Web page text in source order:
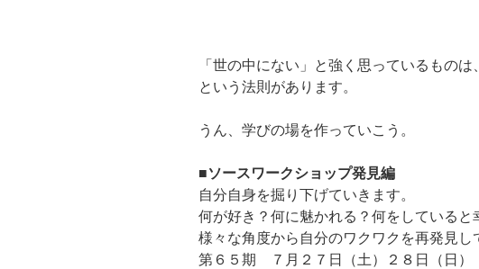
「世の中にない」と強く思っているもの
という法則があります。
うん、学びの場を作っていこう。
■ソースワークショップ発見編
自分自身を掘り下げていきます。
何が好き？何に魅かれる？何をしていると
様々な角度から自分のワクワクを再発見し
第６５期 ７月２７日（土）２８日（日）